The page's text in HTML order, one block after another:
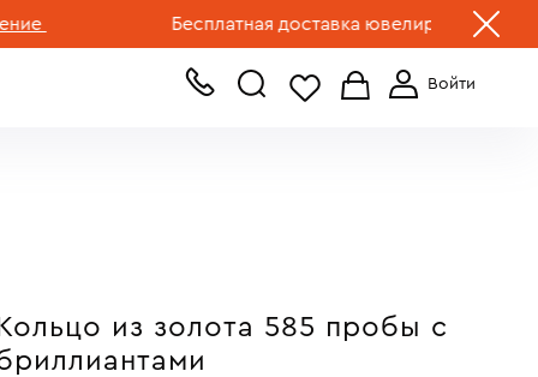
Бесплатная доставка ювелирных изделий по
+7 (499) 519-00-00
Кольцо из золота 585 пробы с